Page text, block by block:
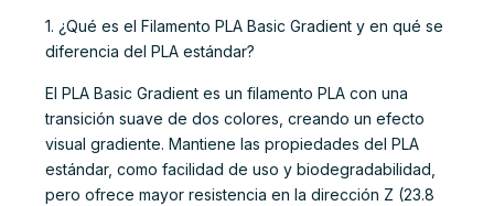
1. ¿Qué es el Filamento PLA Basic Gradient y en qué se
diferencia del PLA estándar?
El PLA Basic Gradient es un filamento PLA con una
transición suave de dos colores, creando un efecto
visual gradiente. Mantiene las propiedades del PLA
estándar, como facilidad de uso y biodegradabilidad,
pero ofrece mayor resistencia en la dirección Z (23.8